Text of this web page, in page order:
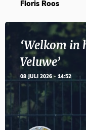
Floris Roos
‘Welkom in
Veluwe’
08 JULI 2026 - 14:52